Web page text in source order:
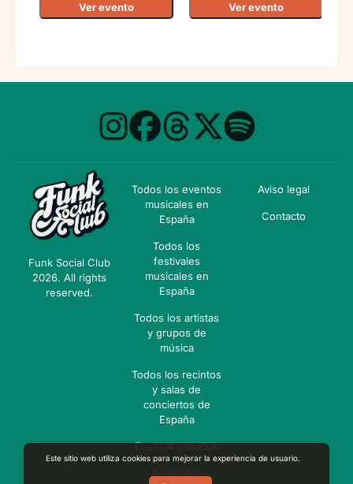
Ver evento Ver evento
Este sitio web utiliza cookies para mejorar la experiencia de usuario.
Funk Social Club
2026. All rights
reserved.
Todos los eventos
musicales en
España
Todos los
festivales
musicales en
España
Todos los artistas
y grupos de
música
Todos los recintos
y salas de
conciertos de
España
Eventos pasados
Festivales
Aviso legal
Contacto